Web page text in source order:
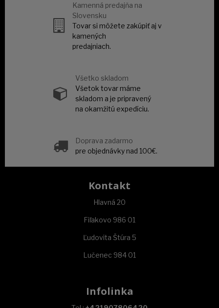
Kamenná predajňa na
Slovensku
Tovar si môžete zakúpiť aj v
kamených
predajniach.
Všetko skladom
Všetok tovar máme
skladom a je pripravený
na okamžitú expedíciu.
Doprava zadarmo
pre objednávky nad 100€.
Kontakt
Hlavná 20
Fiľakovo 986 01
Ľudovita Štúra 5
Lučenec 984 01
Infolinka